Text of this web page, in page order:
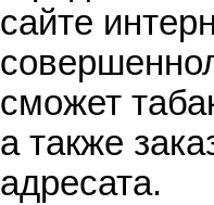
сайте
сможет
а также
адресата.